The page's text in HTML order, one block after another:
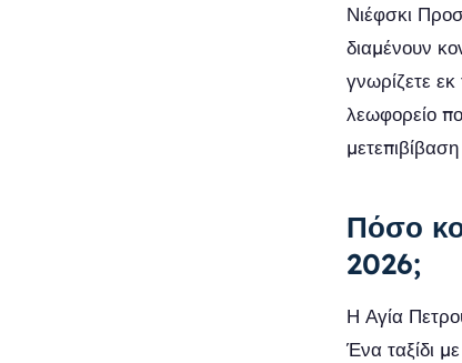
Νιέφσκι
διαμένουν
γνωρίζετε
λεωφορείο
Πόσο
2026;
Η Αγία
Ένα ταξίδι